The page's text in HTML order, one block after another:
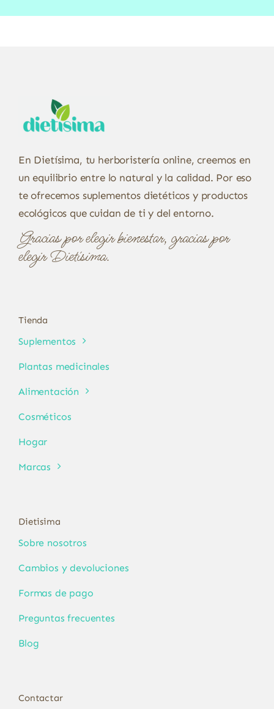
En Dietísima, tu herboristería online, creemos en
un equilibrio entre lo natural y la calidad. Por eso
te ofrecemos suplementos dietéticos y productos
ecológicos que cuidan de ti y del entorno.
Gracias por elegir bienestar, gracias por
elegir Dietísima.
Tienda
Suplementos
Plantas medicinales
Alimentación
Cosméticos
Hogar
Marcas
Dietisima
Sobre nosotros
Cambios y devoluciones
Formas de pago
Preguntas frecuentes
Blog
Contactar